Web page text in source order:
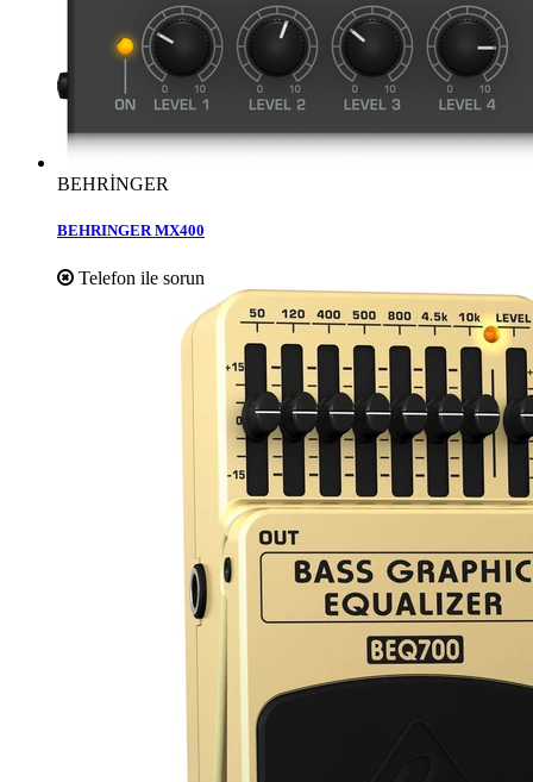
BEHRİNGER
BEHRINGER MX400
Telefon ile sorun